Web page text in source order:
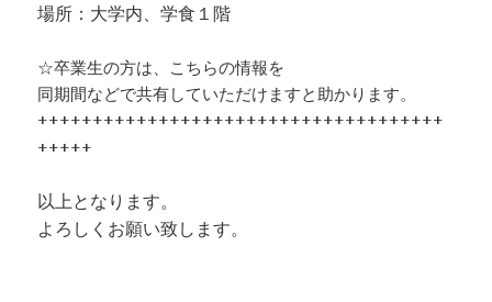
場所：大学内、学食１階
☆卒業生の方は、こちらの情報を
同期間などで共有していただけますと助かります。
+++++++++++++++++++++++++++++++++++++
+++++
以上となります。
よろしくお願い致します。